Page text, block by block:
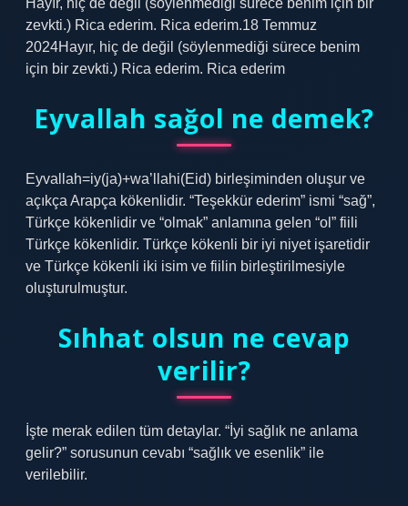
Hayır, hiç de değil (söylenmediği sürece benim için bir
zevkti.) Rica ederim. Rica ederim.18 Temmuz
2024Hayır, hiç de değil (söylenmediği sürece benim
için bir zevkti.) Rica ederim. Rica ederim
Eyvallah sağol ne demek?
Eyvallah=iy(ja)+wa’llahi(Eid) birleşiminden oluşur ve
açıkça Arapça kökenlidir. “Teşekkür ederim” ismi “sağ”,
Türkçe kökenlidir ve “olmak” anlamına gelen “ol” fiili
Türkçe kökenlidir. Türkçe kökenli bir iyi niyet işaretidir
ve Türkçe kökenli iki isim ve fiilin birleştirilmesiyle
oluşturulmuştur.
Sıhhat olsun ne cevap
verilir?
İşte merak edilen tüm detaylar. “İyi sağlık ne anlama
gelir?” sorusunun cevabı “sağlık ve esenlik” ile
verilebilir.